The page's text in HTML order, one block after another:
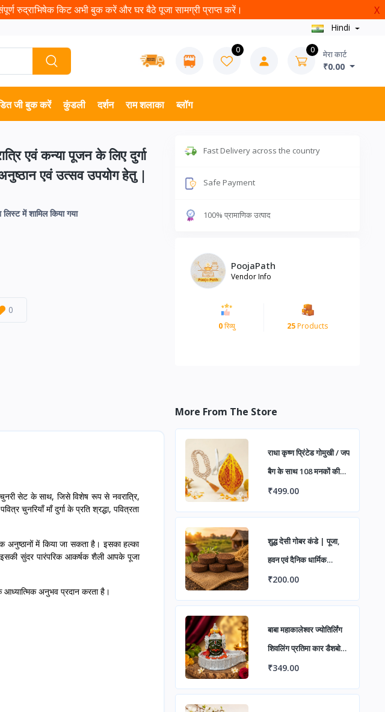
रुद्राभिषेक किट अभी बुक करें और घर बैठे पूजा सामग्री प्राप्त करें। X
Hindi
0 0 मेरा कार्ट
₹0.00
जी बुक करें कुंडली दर्शन राम शलाका ब्लॉग
एवं कन्या पूजन के लिए दुर्गा
एवं उत्सव उपयोग हेतु |
में शामिल किया गया
0
चुनरी सेट के साथ, जिसे विशेष रूप से नवरात्रि,
चुनरियाँ माँ दुर्गा के प्रति श्रद्धा, पवित्रता
अनुष्ठानों में किया जा सकता है। इसका हल्का
सुंदर पारंपरिक आकर्षक शैली आपके पूजा
आध्यात्मिक अनुभव प्रदान करता है।
Fast Delivery across the country
Safe Payment
100% प्रामाणिक उत्पाद
PoojaPath
Vendor Info
0रिव्यु 25Products
More From The Store
राधा कृष्ण प्रिंटेड गोमुखी / जप
बैग के साथ 108 मनकों की
तुलसी जप माला | मेडिटेशन,
₹499.00
शुद्ध देसी गोबर कंडे | पूजा,
हवन एवं दैनिक धार्मिक
अनुष्ठानों हेतु प्राकृतिक उपले/
₹200.00
बाबा महाकालेश्वर ज्योतिर्लिंग
शिवलिंग प्रतिमा कार डैशबोर्ड
एवं घर मंदिर हेतु | पूजा के
₹349.00